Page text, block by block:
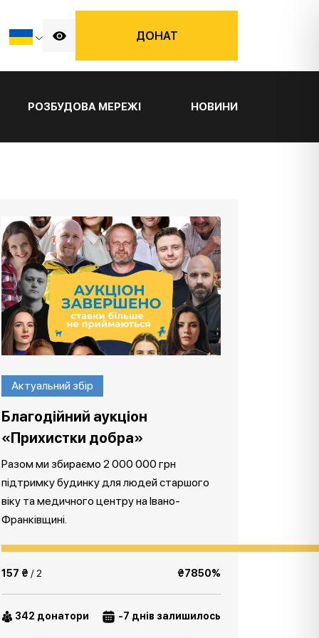
ДОНАТ
РОЗБУДОВА МЕРЕЖІ НОВИНИ
Актуальний збір
Благодійний аукціон
«Прихистки добра»
Разом ми збираємо 2 000 000 грн
підтримку будинку для людей старшого
віку та медичного центру на Івано-
Франківщині.
157 ₴ / 2 ₴7850%
342 донатори -7 днів залишилось